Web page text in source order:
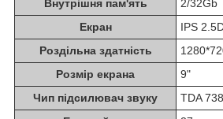
Внутрішня пам'ять
2/32Gb
Екран
IPS
Роздільна здатність
Розмір екрана
9"
Чип підсилювач звуку
TDA